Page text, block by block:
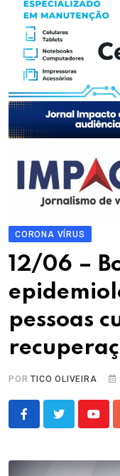
CORONA VÍRUS
12/06 –
pessoas
PORTICO OLIVEIRA